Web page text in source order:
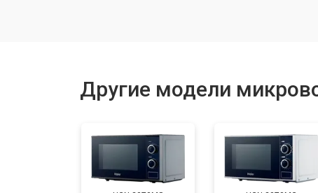
Замена таймера
Другие модели